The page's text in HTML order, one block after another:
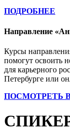
ПОДРОБНЕЕ
Направление
Курсы
помогут освоить
для карьерного
Петербурге или
ПОСМОТРЕТЬ